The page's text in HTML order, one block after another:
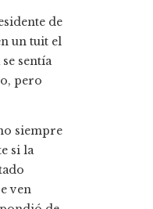
de
un tuit el
sentía
pero
siempre
si la
ven